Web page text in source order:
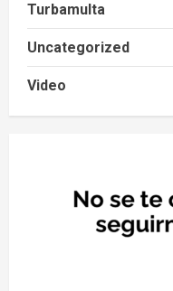
Turbamulta
Uncategorized
Video